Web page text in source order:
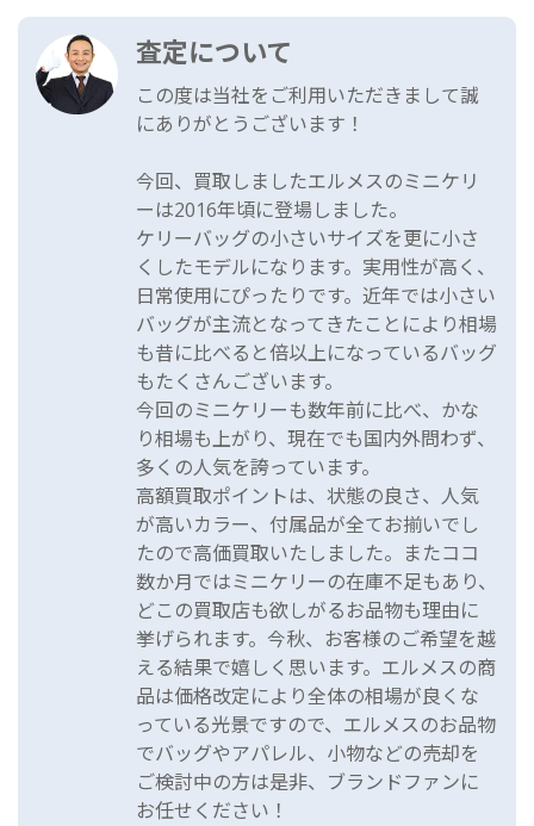
査定について
この度は当社をご利用いただきまして誠
にありがとうございます！
今回、買取しましたエルメスのミニケリ
ーは2016年頃に登場しました。
ケリーバッグの小さいサイズを更に小さ
くしたモデルになります。実用性が高く、
日常使用にぴったりです。近年では小さい
バッグが主流となってきたことにより相場
も昔に比べると倍以上になっているバッグ
もたくさんございます。
今回のミニケリーも数年前に比べ、かな
り相場も上がり、現在でも国内外問わず、
多くの人気を誇っています。
高額買取ポイントは、状態の良さ、人気
が高いカラー、付属品が全てお揃いでし
たので高価買取いたしました。またココ
数か月ではミニケリーの在庫不足もあり、
どこの買取店も欲しがるお品物も理由に
挙げられます。今秋、お客様のご希望を越
える結果で嬉しく思います。エルメスの商
品は価格改定により全体の相場が良くな
っている光景ですので、エルメスのお品物
でバッグやアパレル、小物などの売却を
ご検討中の方は是非、ブランドファンに
お任せください！